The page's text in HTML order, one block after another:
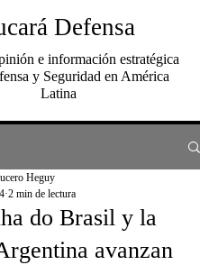
Defensa
e información estratégica
y Seguridad en América
Latina
do Brasil y la
avanzan
Heguy
2 min de lectura